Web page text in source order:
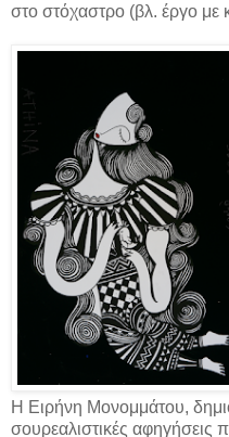
στο στόχαστρο (βλ. έργο με
Η Ειρήνη Μονομμάτου,
σουρεαλιστικές αφηγήσεις